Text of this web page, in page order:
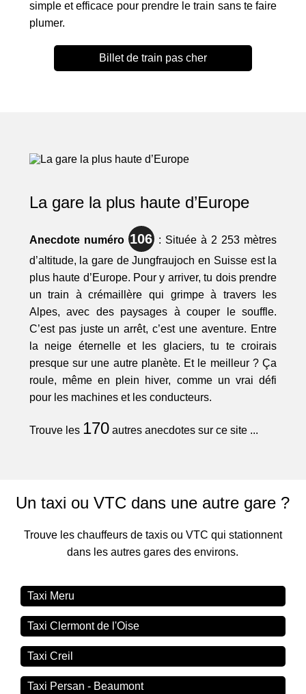
simple et efficace pour prendre le train sans te faire
plumer.
Billet de train pas cher
La gare la plus haute d’Europe
Anecdote numéro 106: Située à 2 253 mètres
d’altitude, la gare de Jungfraujoch en Suisse est la
plus haute d’Europe. Pour y arriver, tu dois prendre
un train à crémaillère qui grimpe à travers les
Alpes, avec des paysages à couper le souffle.
C’est pas juste un arrêt, c’est une aventure. Entre
la neige éternelle et les glaciers, tu te croirais
presque sur une autre planète. Et le meilleur ? Ça
roule, même en plein hiver, comme un vrai défi
pour les machines et les conducteurs.
Trouve les 170autres anecdotes sur ce site ...
Un taxi ou VTC dans une autre gare ?
Trouve les chauffeurs de taxis ou VTC qui stationnent
dans les autres gares des environs.
Taxi Meru
Taxi Clermont de l'Oise
Taxi Creil
Taxi Persan - Beaumont